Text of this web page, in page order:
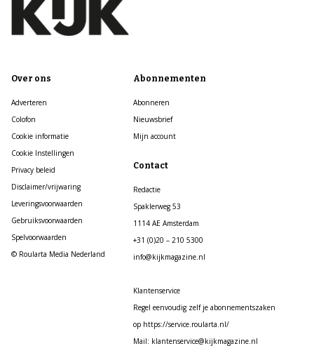
Over ons
Adverteren
Colofon
Cookie informatie
Cookie Instellingen
Privacy beleid
Disclaimer/vrijwaring
Leveringsvoorwaarden
Gebruiksvoorwaarden
Spelvoorwaarden
© Roularta Media Nederland
Abonnementen
Abonneren
Nieuwsbrief
Mijn account
Contact
Redactie
Spaklerweg 53
1114 AE Amsterdam
+31 (0)20 – 210 5300
info@kijkmagazine.nl
Klantenservice
Regel eenvoudig zelf je abonnementszaken
op https://service.roularta.nl/
Mail: klantenservice@kijkmagazine.nl